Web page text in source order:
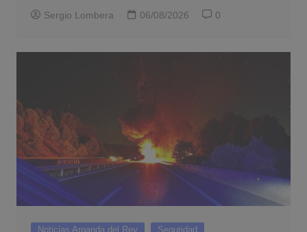
Sergio Lombera 06/08/2026 0
Noticias Arganda del Rey Seguridad